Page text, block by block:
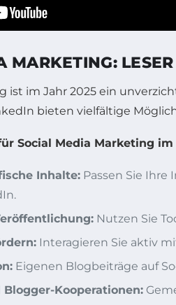
MARKETING:
ist im Jahr 2025 ein
bieten vielfältige
Social Media Marketing
Inhalte: Passen Sie Ihre
Nutzen Sie
Interagieren Sie aktiv
Eigenen Blogbeiträge auf
Kooperationen: